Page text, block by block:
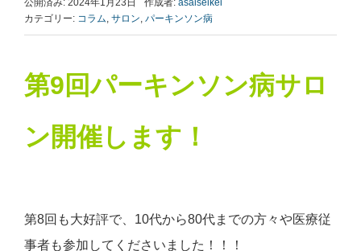
カテゴリー: コラム サロン パーキンソン病
第9回パーキンソン病サロ
ン開催します！
第8回も大好評で、10代から80代までの方々や医療従
事者も参加してくださいました！！！